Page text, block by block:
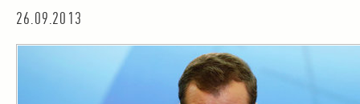
26.09.2013